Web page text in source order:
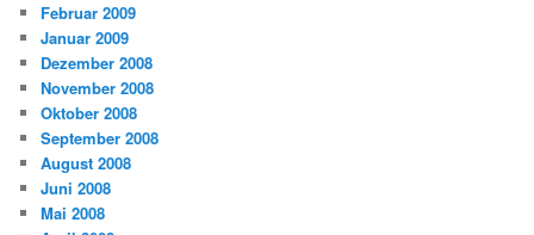
Februar 2009
Januar 2009
Dezember 2008
November 2008
Oktober 2008
September 2008
August 2008
Juni 2008
Mai 2008